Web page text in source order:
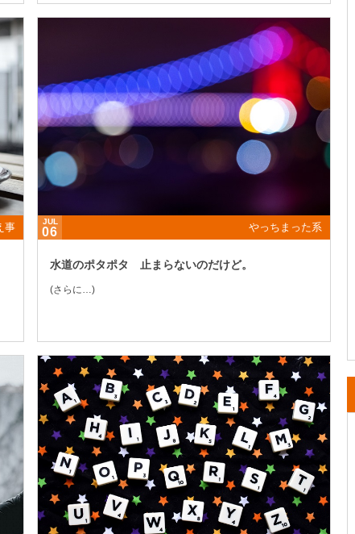
事 JUL
06 やっちまった系
水道のポタポタ 止まらないのだけど。
(さらに…)